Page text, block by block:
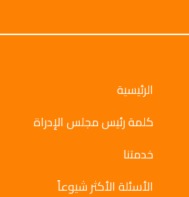
الرئيسية
كلمة رئيس مجلس الإدراة
خدمتنا
الأسئلة الأكثر شيوعاً